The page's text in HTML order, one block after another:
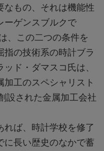
もの、それは機能性
ーゲンスブルクで
、この二つの条件を
の技術系の時計ブラ
ド・ダマスコ氏は、
工のスペシャリスト
設された金属加工会社
ば、時計学校を修了
に長い歴史のなかで蓄